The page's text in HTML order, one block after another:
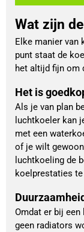
Wat zijn
Elke manier van
punt staat de
het altijd fijn om
Het is
Als je van plan
luchtkoeler kan
met een
of je wilt
luchtkoeling de
koelprestaties te
Duurzaamheid
Omdat er bij
geen radiators